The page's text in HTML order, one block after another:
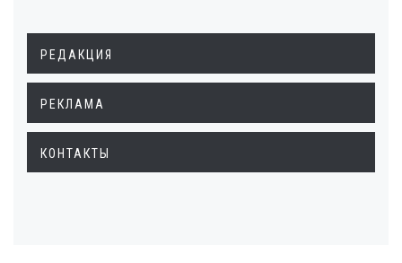
РЕДАКЦИЯ
РЕКЛАМА
КОНТАКТЫ